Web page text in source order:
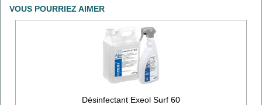
VOUS POURRIEZ AIMER
Désinfectant Exeol Surf 60